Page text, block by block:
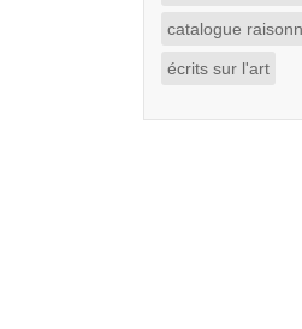
catalogue
écrits sur l'art